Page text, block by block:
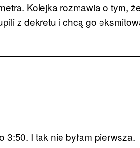
Kolejka rozmawia o tym,
z dekretu i chcą go
3:50. I tak nie byłam pierwsza.